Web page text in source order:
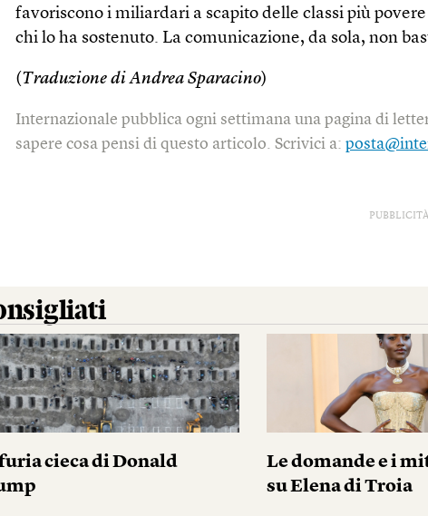
favoriscono i miliardari a scapito delle classi più
chi lo ha sostenuto. La comunicazione, da sola, non
(Traduzione di Andrea Sparacino)
Internazionale pubblica ogni settimana una pagina di
sapere cosa pensi di questo articolo. Scrivici a:
PUBBLICITÀ
cieca di Donald
Le domande e i
su Elena di Troia